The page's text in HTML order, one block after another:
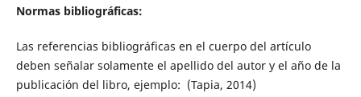
Normas bibliográficas:
Las referencias bibliográficas en el cuerpo del artículo
deben señalar solamente el apellido del autor y el año de la
publicación del libro, ejemplo: (Tapia, 2014)